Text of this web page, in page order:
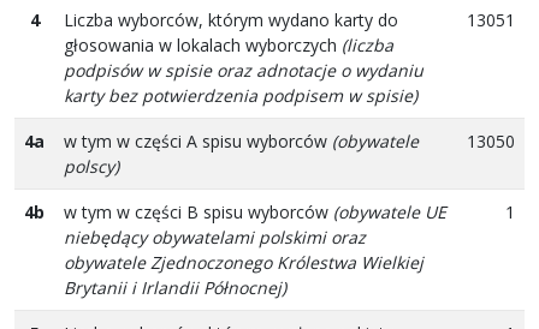
4
Liczba wyborców, którym wydano karty do
głosowania w lokalach wyborczych (liczba
podpisów w spisie oraz adnotacje o wydaniu
karty bez potwierdzenia podpisem w spisie)
13051
4a w tym w części A spisu wyborców (obywatele
polscy)
13050
4b w tym w części B spisu wyborców (obywatele UE
niebędący obywatelami polskimi oraz
obywatele Zjednoczonego Królestwa Wielkiej
Brytanii i Irlandii Północnej)
1